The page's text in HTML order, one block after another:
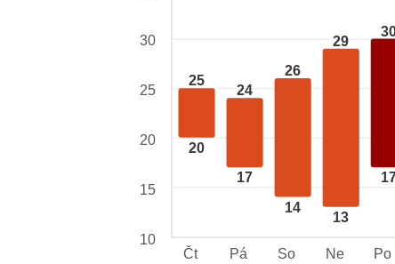
25
20
24
17
26
14
29
13
30
25
20
15
10
Čt
Pá So Ne Po